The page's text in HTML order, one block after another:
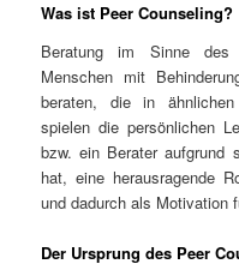
Was ist Peer Counseling?
Beratung im Sinne des
Menschen mit
beraten, die in ähnlichen
spielen die persönlichen
bzw. ein Berater aufgrund
hat, eine herausragende
und dadurch als Motivation
Der Ursprung des Peer